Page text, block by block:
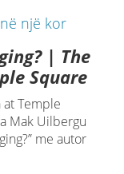
| The
Square
at Temple
Mak Uilbergu
me autor